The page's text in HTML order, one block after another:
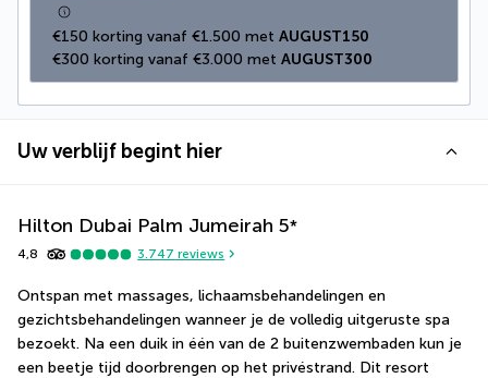
€150 korting vanaf €1.500 met AUGUST150
€300 korting vanaf €3.000 met AUGUST300
Uw verblijf begint hier
Hilton Dubai Palm Jumeirah 5*
4,8 3.747 reviews
Ontspan met massages, lichaamsbehandelingen en
gezichtsbehandelingen wanneer je de volledig uitgeruste spa
bezoekt. Na een duik in één van de 2 buitenzwembaden kun je
een beetje tijd doorbrengen op het privéstrand. Dit resort